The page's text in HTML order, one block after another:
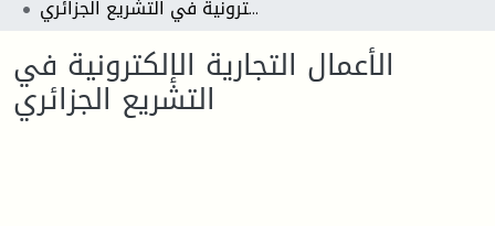
الأعمال التجارية الإلكترونية في التشريع الجزائري
الأعمال التجارية الإلكترونية في
التشريع الجزائري